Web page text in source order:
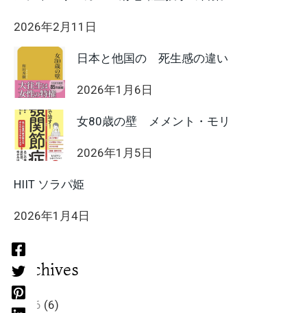
2026年2月11日
日本と他国の 死生感の違い
2026年1月6日
女80歳の壁 メメント・モリ
2026年1月5日
HIIT ソラパ姫
2026年1月4日
Archives
2026 (6)